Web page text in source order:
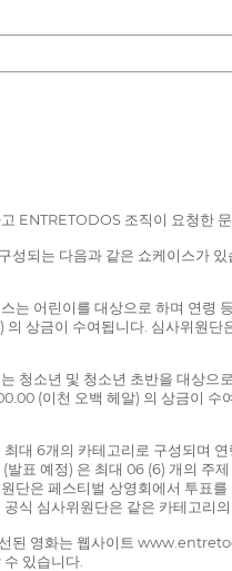
ENTRETODOS 조직이 요청한
성되는 다음과 같은 쇼케이스가 있
는 어린이를 대상으로 하며 연령
상금이 수여됩니다. 심사위원
청소년 및 청소년 초반을 대상으
(이천 오백 헤알) 의 상금이
대 6개의 카테고리로 구성되며
발표 예정) 은 최대 06 (6) 개의 주
단은 페스티벌 상영회에서 투표
식 심사위원단은 같은 카테고리
된 영화는 웹사이트
있습니다.